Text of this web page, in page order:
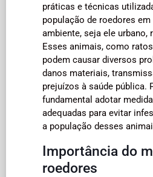
práticas e técnicas
população de roedores
ambiente, seja ele urbano,
Esses animais, como
podem causar diversos
danos materiais,
prejuízos à saúde pública.
fundamental adotar
adequadas para evitar
a população desses
Importância do
roedores